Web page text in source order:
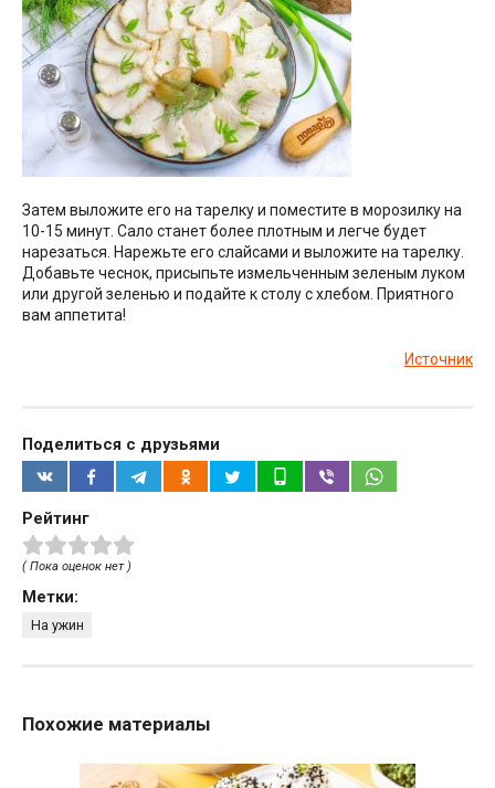
Затем выложите его на тарелку и поместите в морозилку на
10-15 минут. Сало станет более плотным и легче будет
нарезаться. Нарежьте его слайсами и выложите на тарелку.
Добавьте чеснок, присыпьте измельченным зеленым луком
или другой зеленью и подайте к столу с хлебом. Приятного
вам аппетита!
Источник
Поделиться с друзьями
Рейтинг
( Пока оценок нет )
Метки:
На ужин
Похожие материалы